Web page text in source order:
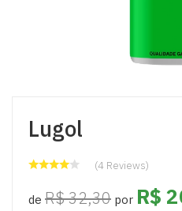
Lugol
(4 Reviews)
de R$ 32,30 por R$